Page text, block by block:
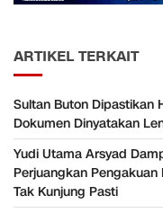
ARTIKEL TERKAIT
Sultan Buton Dipastikan
Dokumen Dinyatakan
Yudi Utama Arsyad
Perjuangkan Pengakuan
Tak Kunjung Pasti